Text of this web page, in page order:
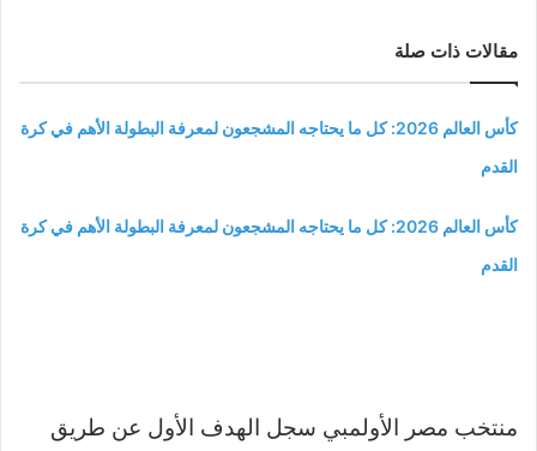
مقالات ذات صلة
كأس العالم 2026: كل ما يحتاجه المشجعون لمعرفة البطولة الأهم في كرة
القدم
كأس العالم 2026: كل ما يحتاجه المشجعون لمعرفة البطولة الأهم في كرة
القدم
منتخب مصر الأولمبي سجل الهدف الأول عن طريق